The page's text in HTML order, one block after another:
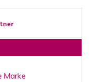
Marke